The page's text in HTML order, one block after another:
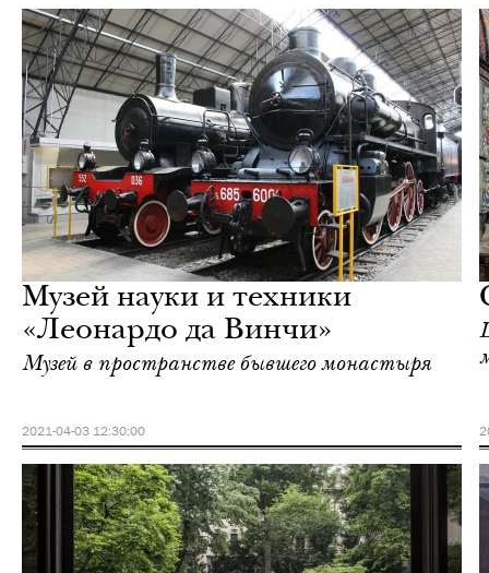
Музей науки и техники
«Леонардо да Винчи»
Музей в пространстве бывшего монастыря
2021-04-03 12:30:00